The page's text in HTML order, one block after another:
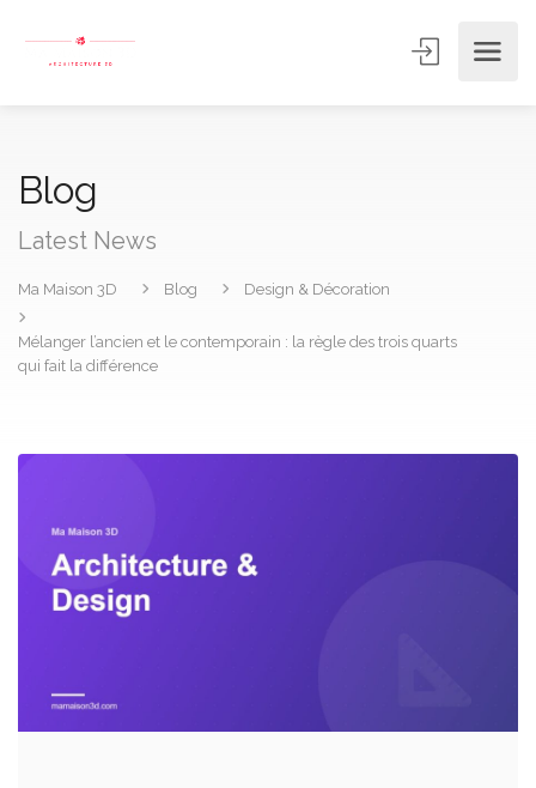
Blog
Latest News
Ma Maison 3D Blog Design & Décoration
Mélanger l’ancien et le contemporain : la règle des trois quarts
qui fait la différence